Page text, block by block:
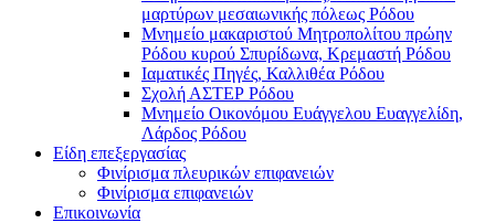
μαρτύρων μεσαιωνικής πόλεως Ρόδου
Μνημείο μακαριστού Μητροπολίτου πρώην
Ρόδου κυρού Σπυρίδωνα, Κρεμαστή Ρόδου
Ιαματικές Πηγές, Καλλιθέα Ρόδου
Σχολή ΑΣΤΕΡ Ρόδου
Μνημείο Οικονόμου Ευάγγελου Ευαγγελίδη,
Λάρδος Ρόδου
Είδη επεξεργασίας
Φινίρισμα πλευρικών επιφανειών
Φινίρισμα επιφανειών
Επικοινωνία